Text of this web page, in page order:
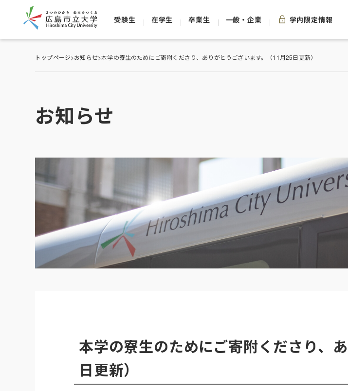
受験生 在学生 卒業生 一般・企業 学内限定情報
トップページ>お知らせ>本学の寮生のためにご寄附くださり、ありがとうございます。（11月25日更新）
お知らせ
本学の寮生のためにご寄附くださり、
日更新）